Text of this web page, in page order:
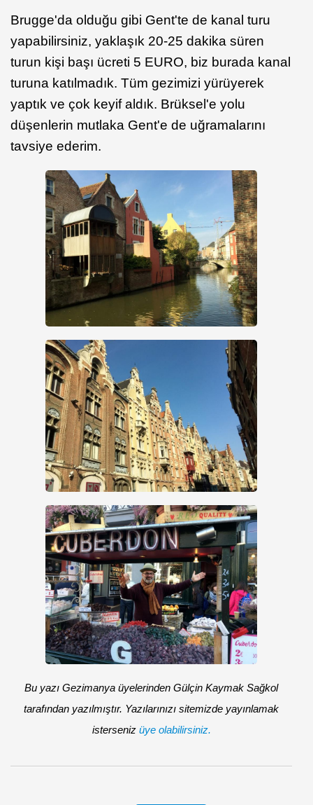
Brugge'da olduğu gibi Gent'te de kanal turu
yapabilirsiniz, yaklaşık 20-25 dakika süren
turun kişi başı ücreti 5 EURO, biz burada kanal
turuna katılmadık. Tüm gezimizi yürüyerek
yaptık ve çok keyif aldık. Brüksel'e yolu
düşenlerin mutlaka Gent'e de uğramalarını
tavsiye ederim.
Bu yazı Gezimanya üyelerinden Gülçin Kaymak Sağkol
tarafından yazılmıştır. Yazılarınızı sitemizde yayınlamak
isterseniz üye olabilirsiniz.